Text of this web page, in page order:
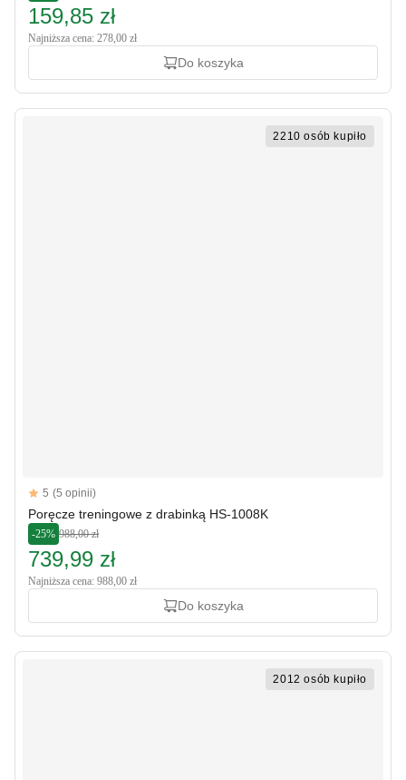
159,85 zł
Najniższa cena: 278,00 zł
Do koszyka
2210 osób kupiło
Reviews
5 out of 5 stars
5 (5 opinii)
Poręcze treningowe z drabinką HS-1008K
-25% 988,00 zł
739,99 zł
Najniższa cena: 988,00 zł
Do koszyka
2012 osób kupiło